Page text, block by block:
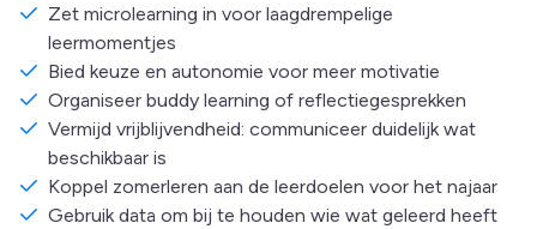
Zet microlearning in voor laagdrempelige
leermomentjes
Bied keuze en autonomie voor meer motivatie
Organiseer buddy learning of reflectiegesprekken
Vermijd vrijblijvendheid: communiceer duidelijk wat
beschikbaar is
Koppel zomerleren aan de leerdoelen voor het najaar
Gebruik data om bij te houden wie wat geleerd heeft